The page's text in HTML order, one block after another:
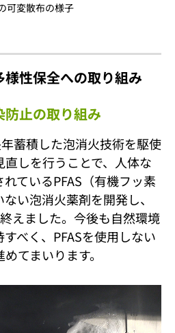
可変散布の様子
性保全への取り組み
止の取り組み
蓄積した泡消火技術を駆使
直しを行うことで、人体な
ているPFAS（有機フッ素
い泡消火薬剤を開発し、
えました。今後も自然環境
べく、PFASを使用しない
てまいります。